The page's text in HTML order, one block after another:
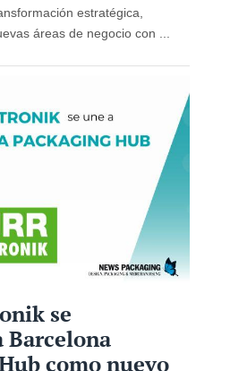
estratégica,
áreas de negocio con ...
se
Barcelona
como nuevo